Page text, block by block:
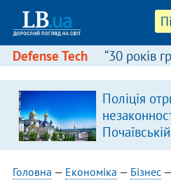
Defense Tech “30 років
Поліція
Головна — Економіка — Бізнес—